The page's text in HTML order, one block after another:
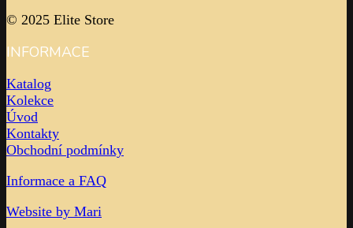
© 2025 Elite Store
INFORMACE
Katalog
Kolekce
Úvod
Kontakty
Obchodní podmínky
Informace a FAQ
Website by Mari